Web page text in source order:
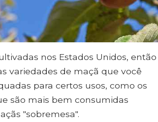
nos Estados Unidos, então
variedades de maçã que você
para certos usos, como os
são mais bem consumidas
"sobremesa".